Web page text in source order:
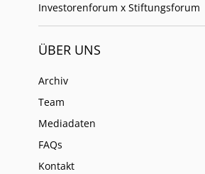
Investorenforum x Stiftungsforum
ÜBER UNS
Archiv
Team
Mediadaten
FAQs
Kontakt